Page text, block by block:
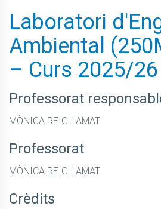
Laboratori
Ambiental
– Curs 2025/26
Professorat
MÒNICA REIG I AMAT
Professorat
MÒNICA REIG I AMAT
Crèdits